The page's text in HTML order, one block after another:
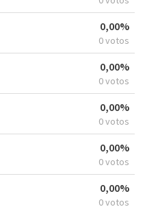
0,00%
0 votos
0,00%
0 votos
0,00%
0 votos
0,00%
0 votos
0,00%
0 votos